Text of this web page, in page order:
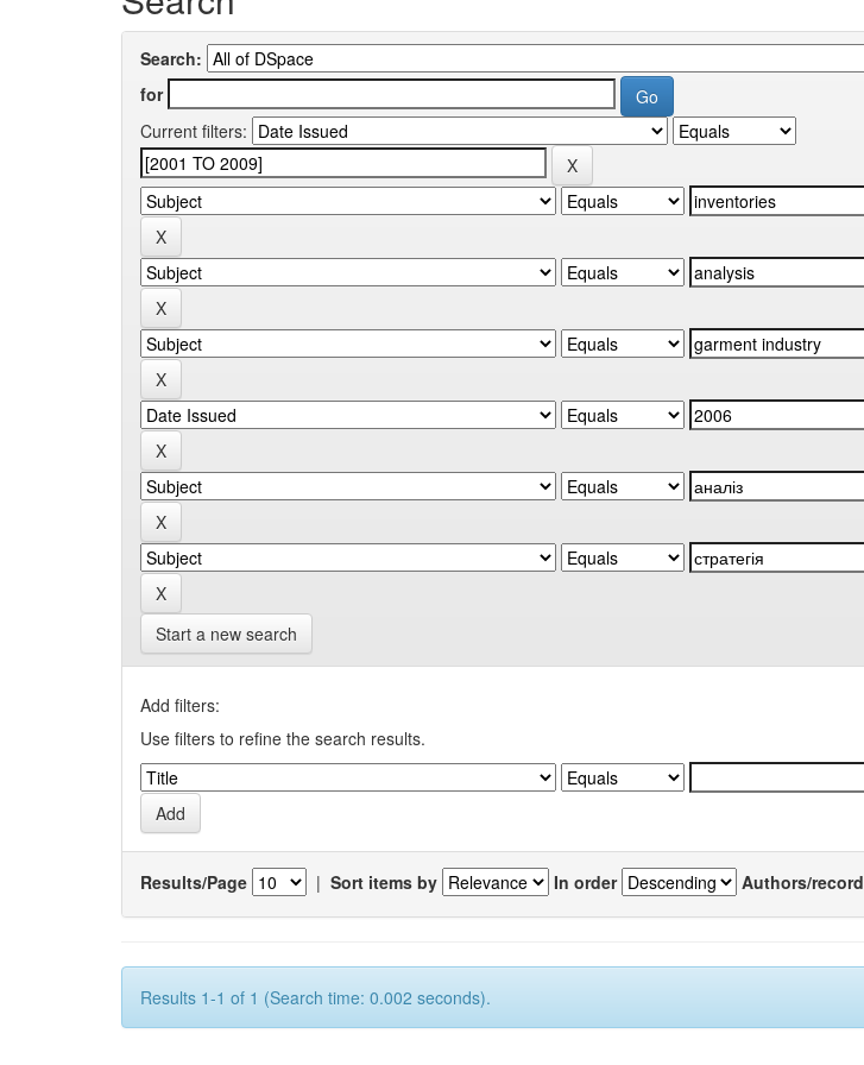
Search:
for
Current filters:
Start a new search
Add filters:
Use filters to refine the search results.
Results/Page | Sort items by In order Authors/record
Results 1-1 of 1 (Search time: 0.002 seconds).